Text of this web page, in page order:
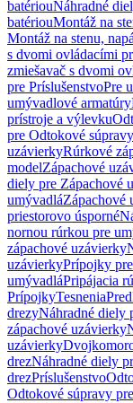
batériouNáhradné
batériouMontáž na
Montáž na stenu,
s dvomi ovládacími
zmiešavač s dvomi
pre PríslušenstvoPre
umývadlové armatúry
prístroje a výlevku
pre Odtokové
uzávierkyRúrkové
modelZápachové
diely pre Zápachové
umývadláZápachové
priestorovo úsporné
nornou rúrkou pre
zápachové uzávierky
uzávierkyPrípojky
umývadláPripájacia
PrípojkyTesnenia
drezyNáhradné diely
zápachové uzávierky
uzávierky
drezNáhradné diely
drezPríslušenstvo
Odtokové súpravy